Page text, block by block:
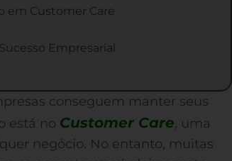
em Customer Care
Empresarial
conseguem manter seus
está no Customer Care, uma
negócio. No entanto, muitas